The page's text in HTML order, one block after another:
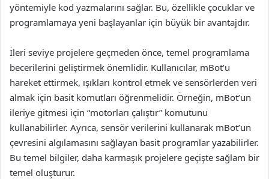
yöntemiyle kod yazmalarını sağlar. Bu, özellikle çocuklar ve
programlamaya yeni başlayanlar için büyük bir avantajdır.
İleri seviye projelere geçmeden önce, temel programlama
becerilerini geliştirmek önemlidir. Kullanıcılar, mBot’u
hareket ettirmek, ışıkları kontrol etmek ve sensörlerden veri
almak için basit komutları öğrenmelidir. Örneğin, mBot’un
ileriye gitmesi için “motorları çalıştır” komutunu
kullanabilirler. Ayrıca, sensör verilerini kullanarak mBot’un
çevresini algılamasını sağlayan basit programlar yazabilirler.
Bu temel bilgiler, daha karmaşık projelere geçişte sağlam bir
temel oluşturur.